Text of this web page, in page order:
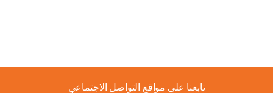
تابعنا على مواقع التواصل الاجتماعي